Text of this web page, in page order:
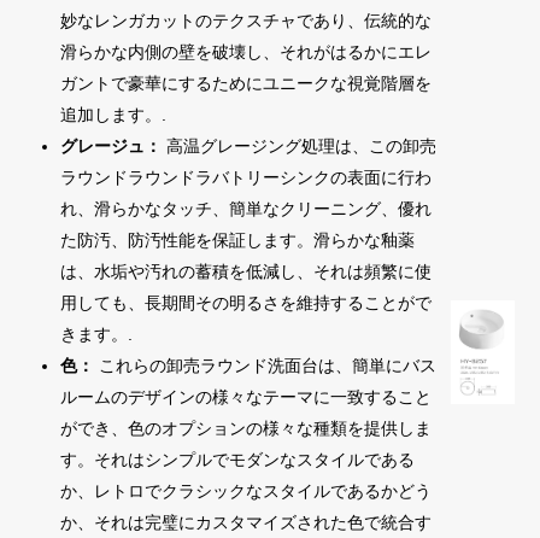
妙なレンガカットのテクスチャであり、伝統的な
滑らかな内側の壁を破壊し、それがはるかにエレ
ガントで豪華にするためにユニークな視覚階層を
追加します。.
グレージュ： 高温グレージング処理は、この卸売
ラウンドラウンドラバトリーシンクの表面に行わ
れ、滑らかなタッチ、簡単なクリーニング、優れ
た防汚、防汚性能を保証します。滑らかな釉薬
は、水垢や汚れの蓄積を低減し、それは頻繁に使
用しても、長期間その明るさを維持することがで
きます。.
色：
これらの卸売ラウンド洗面台は、簡単にバス
ルームのデザインの様々なテーマに一致すること
ができ、色のオプションの様々な種類を提供しま
す。それはシンプルでモダンなスタイルである
か、レトロでクラシックなスタイルであるかどう
か、それは完璧にカスタマイズされた色で統合す